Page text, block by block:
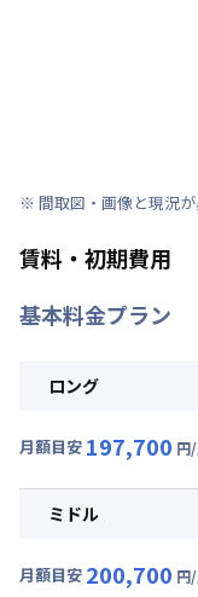
※ 間取図・画像と現況が
賃料・初期費用
基本料金プラン
ロング
月額目安 197,700 円
月額賃料目安(30日利
光熱費他 : 27,000円/
ミドル
月額目安 200,700 円